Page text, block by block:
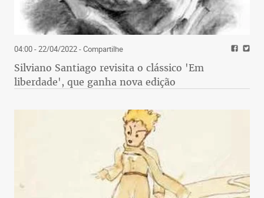
04:00 - 22/04/2022- Compartilhe
Silviano Santiago revisita o clássico 'Em
liberdade', que ganha nova edição